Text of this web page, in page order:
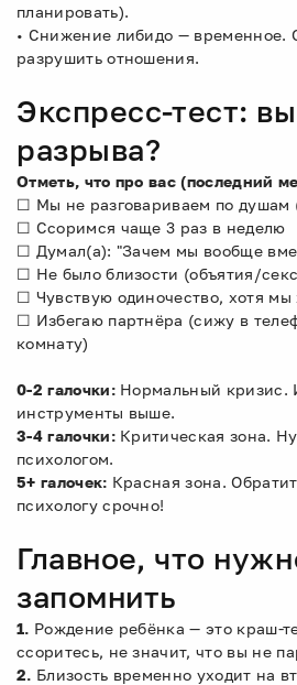
планировать).
• Снижение либидо — временное.
разрушить отношения.
Экспресс-тест:
разрыва?
Отметь, что про вас (последний
☐ Мы не разговариваем по душам
☐ Ссоримся чаще 3 раз в неделю
☐ Думал(а): "Зачем мы вообще
☐ Не было близости (объятия/
☐ Чувствую одиночество, хотя
☐ Избегаю партнёра (сижу в
комнату)
0-2 галочки: Нормальный кризис.
инструменты выше.
3-4 галочки: Критическая зона.
психологом.
5+ галочек: Красная зона.
психологу срочно!
Главное, что
запомнить
1. Рождение ребёнка — это краш-
ссоритесь, не значит, что вы не
2. Близость временно уходит на